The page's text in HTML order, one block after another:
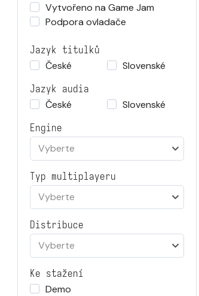
Vytvořeno na Game Jam
Podpora ovladače
Jazyk titulků
České
Slovenské
Jazyk audia
České
Slovenské
Engine
Vyberte
Typ multiplayeru
Vyberte
Distribuce
Vyberte
Ke stažení
Demo